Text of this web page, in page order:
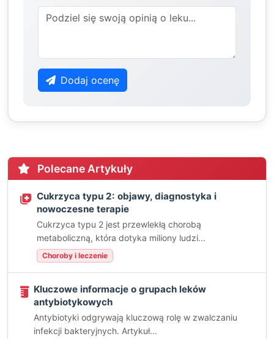
Dodaj ocenę
Polecane Artykuły
Cukrzyca typu 2: objawy, diagnostyka i
nowoczesne terapie
Cukrzyca typu 2 jest przewlekłą chorobą
metaboliczną, która dotyka miliony ludzi...
Choroby i leczenie
Kluczowe informacje o grupach leków
antybiotykowych
Antybiotyki odgrywają kluczową rolę w zwalczaniu
infekcji bakteryjnych. Artykuł...